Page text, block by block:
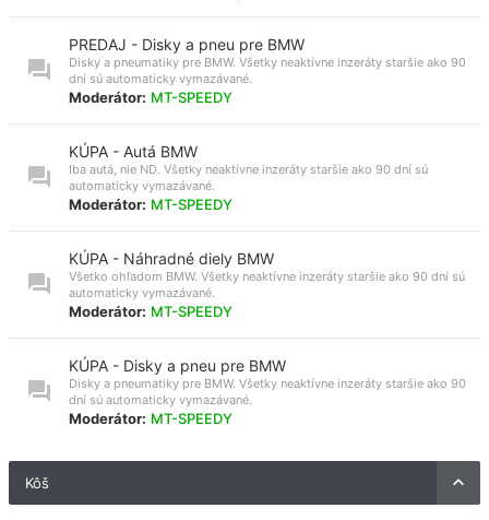
PREDAJ - Disky a pneu pre BMW
Disky a pneumatiky pre BMW. Všetky neaktívne inzeráty staršie ako 90
dní sú automaticky vymazávané.
Moderátor: MT-SPEEDY
KÚPA - Autá BMW
Iba autá, nie ND. Všetky neaktívne inzeráty staršie ako 90 dní sú
automaticky vymazávané.
Moderátor: MT-SPEEDY
KÚPA - Náhradné diely BMW
Všetko ohľadom BMW. Všetky neaktívne inzeráty staršie ako 90 dní sú
automaticky vymazávané.
Moderátor: MT-SPEEDY
KÚPA - Disky a pneu pre BMW
Disky a pneumatiky pre BMW. Všetky neaktívne inzeráty staršie ako 90
dní sú automaticky vymazávané.
Moderátor: MT-SPEEDY
Kôš